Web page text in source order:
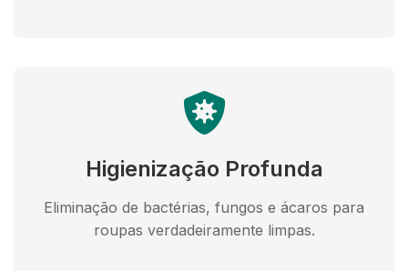
Higienização Profunda
Eliminação de bactérias, fungos e ácaros para
roupas verdadeiramente limpas.